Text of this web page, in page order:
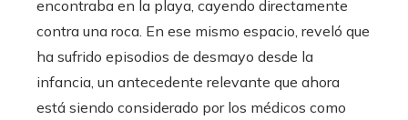
encontraba en la playa, cayendo directamente
contra una roca. En ese mismo espacio, reveló que
ha sufrido episodios de desmayo desde la
infancia, un antecedente relevante que ahora
está siendo considerado por los médicos como